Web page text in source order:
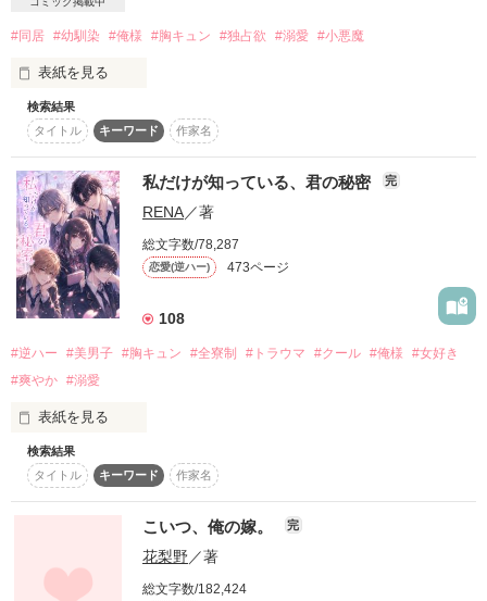
「やだっ！陸、助けてっ……
‡天然地味子‡
神崎杏樹
×
‡イジワル王子(社長)‡
滝本陸
START〜2010,09/09-
END〜2011,10/16
PV数16000000突破！
ありがとうございました。
また会う日まで＊
こちらは修正前のモノです。
大変読みにくいままです。
文庫版の方が読みやすいと思われます。
文庫にしかないシーンもございます。
闇の世界を統べる、美しく冷酷な皇帝でした。
※この小説は2014.8.31～2015.8.7にかけて別サイトで執筆し
ていたものです。
こちらに改訂版として書くことにしました。
あたたかく見守っていただけたらと思います。
作品を読む
#同居 #幼馴染 #俺様 #胸キュン #独占欲 #溺愛 #小悪魔
表紙を見る
✩┈┈┈┈┈┈┈┈┈┈┈┈✩
俺様・意地悪・小悪魔男子
四ノ宮　朱里
(しのみや　しゅり)
高1
×
鈍感・天然小悪魔女子
(たないけ　ここ)
高2
✩┈┈┈┈┈┈┈┈┈┈┈┈✩
1年間同居することになった相手
朱里くんは、ただの幼馴染。
……なのに。
検索結果
タイトル
キーワード 作家名
私だけが知っている、君の秘密 完
RENA／著
総文字数/78,287
恋愛(逆ハー) 473ページ
108
#逆ハー #美男子 #胸キュン #全寮制 #トラウマ #クール #俺様
#女好き
#爽やか #溺愛
表紙を見る
※表紙はAIのイメージ画像です
作品を読む
検索結果
タイトル
キーワード 作家名
こいつ、俺の嫁。 完
花梨野／著
総文字数/182,424